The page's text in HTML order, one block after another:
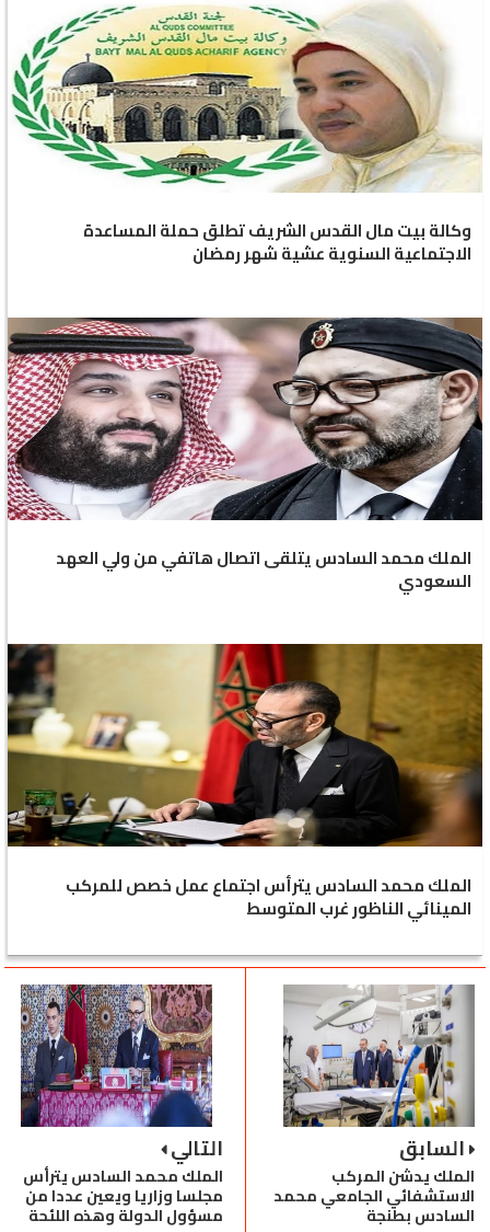
وكالة بيت مال القدس الشريف تطلق حملة المساعدة
الاجتماعية السنوية عشية شهر رمضان
الملك محمد السادس يتلقى اتصال هاتفي من ولي العهد
السعودي
الملك محمد السادس يترأس اجتماع عمل خصص للمركب
المينائي الناظور غرب المتوسط
التالي
الملك محمد السادس يترأس
مجلسا وزاريا ويعين عددا من
مسؤول الدولة وهذه اللئحة
السابق
الملك يدشن المركب
الاستشفائي الجامعي محمد
السادس بطنجة